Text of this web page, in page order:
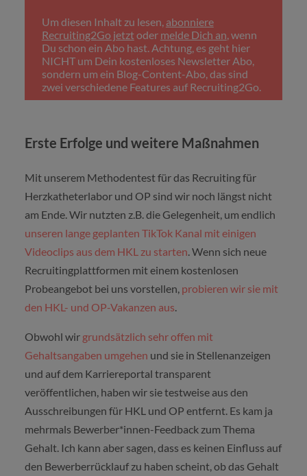
Um diesen Inhalt zu lesen, abonniere
Recruiting2Go jetztoder melde Dich an, wenn
Du schon ein Abo hast. Achtung, es geht hier
NICHT um Dein kostenloses Newsletter Abo,
sondern um ein Blog-Content-Abo, das sind
zwei verschiedene Features auf Recruiting2Go.
Erste Erfolge und weitere Maßnahmen
Mit unserem Methodentest für das Recruiting für
Herzkatheterlabor und OP sind wir noch längst nicht
am Ende. Wir nutzten z.B. die Gelegenheit, um endlich
unseren lange geplanten TikTok Kanal mit einigen
Videoclips aus dem HKL zu starten. Wenn sich neue
Recruitingplattformen mit einem kostenlosen
Probeangebot bei uns vorstellen, probieren wir sie mit
den HKL- und OP-Vakanzen aus.
Obwohl wir grundsätzlich sehr offen mit
Gehaltsangaben umgehen und sie in Stellenanzeigen
und auf dem Karriereportal transparent
veröffentlichen, haben wir sie testweise aus den
Ausschreibungen für HKL und OP entfernt. Es kam ja
mehrmals Bewerber*innen-Feedback zum Thema
Gehalt. Ich kann aber sagen, dass es keinen Einfluss auf
den Bewerberrücklauf zu haben scheint, ob das Gehalt